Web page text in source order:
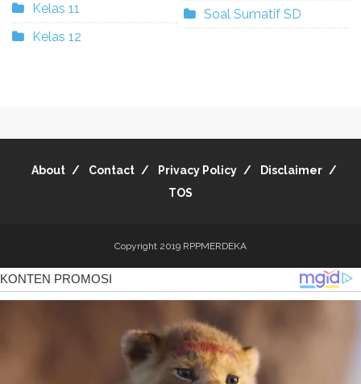
Kelas 11
Kelas 12
Soal Sumatif SD
About Contact Privacy Policy
Disclaimer
TOS
Copyright 2019 RPPMERDEKA